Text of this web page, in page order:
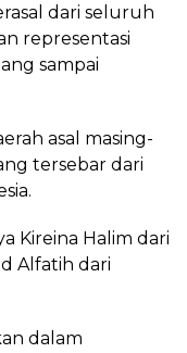
dari seluruh
representasi
sampai
asal masing-
tersebar dari
Kireina Halim dari
Alfatih dari
dalam